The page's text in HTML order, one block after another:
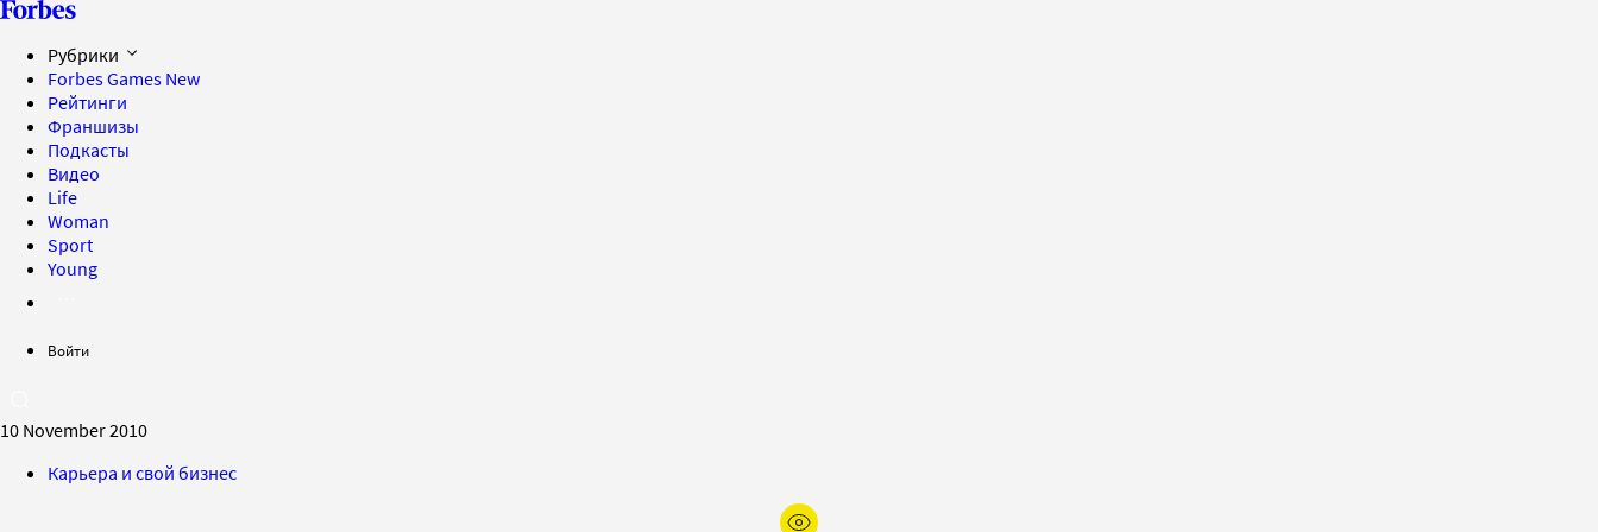
Рубрики
Forbes Games New
Рейтинги
Франшизы
Подкасты
Видео
Life
Woman
Sport
Young
Войти
10 November 2010
Карьера и свой бизнес